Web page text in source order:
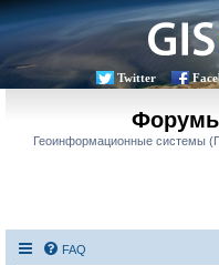
Twitter
Геоинформационные системы
FAQ